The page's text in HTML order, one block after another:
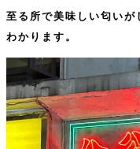
至る所で美味しい匂い
わかります。